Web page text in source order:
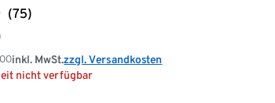
(75)
inkl. MwSt.zzgl. Versandkosten
nicht verfügbar